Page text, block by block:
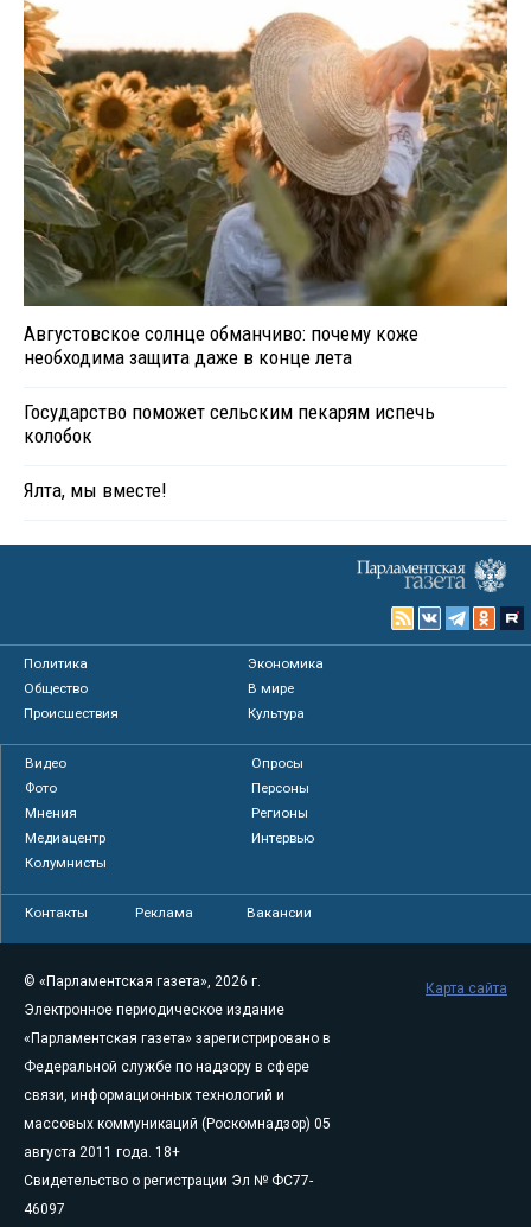
Августовское солнце обманчиво: почему коже
необходима защита даже в конце лета
Государство поможет сельским пекарям испечь
колобок
Ялта, мы вместе!
Политика
Экономика
Общество
В мире
Происшествия
Культура
Видео
Опросы
Фото
Персоны
Мнения
Регионы
Медиацентр
Интервью
Колумнисты
Контакты Реклама Вакансии
© «Парламентская газета», 2026 г.
Электронное периодическое издание
«Парламентская газета» зарегистрировано в
Федеральной службе по надзору в сфере
связи, информационных технологий и
массовых коммуникаций (Роскомнадзор) 05
августа 2011 года. 18+
Свидетельство о регистрации Эл № ФС77-
46097
Карта сайта